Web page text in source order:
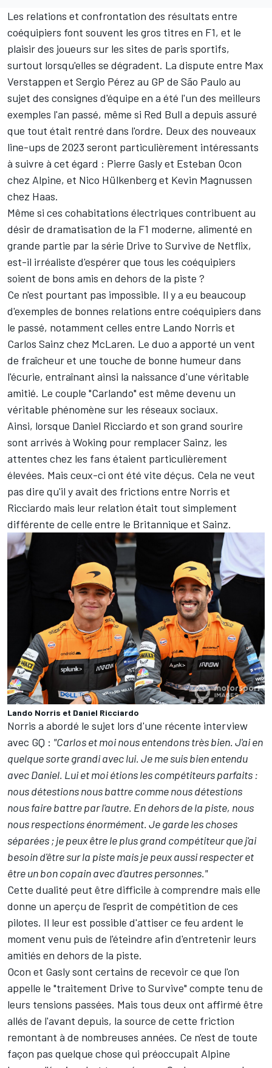
Les relations et confrontation des résultats entre
coéquipiers font souvent les gros titres en F1, et le
plaisir des joueurs sur les sites de paris sportifs,
surtout lorsqu'elles se dégradent. La dispute entre Max
Verstappen et Sergio Pérez au GP de São Paulo au
sujet des consignes d'équipe en a été l'un des meilleurs
exemples l'an passé, même si Red Bull a depuis assuré
que tout était rentré dans l'ordre. Deux des nouveaux
line-ups de 2023 seront particulièrement intéressants
à suivre à cet égard : Pierre Gaslyet Esteban Ocon
chez Alpine, et Nico Hülkenberg et Kevin Magnussen
chez Haas.
Même si ces cohabitations électriques contribuent au
désir de dramatisation de la F1 moderne, alimenté en
grande partie par la série Drive to Survive de Netflix,
est-il irréaliste d'espérer que tous les coéquipiers
soient de bons amis en dehors de la piste ?
Ce n'est pourtant pas impossible. Il y a eu beaucoup
d'exemples de bonnes relations entre coéquipiers dans
le passé, notamment celles entre Lando Norris et
Carlos Sainz chez McLaren. Le duo a apporté un vent
de fraîcheur et une touche de bonne humeur dans
l'écurie, entraînant ainsi la naissance d'une véritable
amitié. Le couple "Carlando" est même devenu un
véritable phénomène sur les réseaux sociaux.
Ainsi, lorsque Daniel Ricciardo et son grand sourire
sont arrivés à Woking pour remplacer Sainz, les
attentes chez les fans étaient particulièrement
élevées. Mais ceux-ci ont été vite déçus. Cela ne veut
pas dire qu'il y avait des frictions entre Norris et
Ricciardo mais leur relation était tout simplement
différente de celle entre le Britannique et Sainz.
Lando Norris et Daniel Ricciardo
Norris a abordé le sujet lors d'une récente interview
avec GQ : "Carlos et moi nous entendons très bien. J'ai en
quelque sorte grandi avec lui. Je me suis bien entendu
avec Daniel. Lui et moi étions les compétiteurs parfaits :
nous détestions nous battre comme nous détestions
nous faire battre par l'autre. En dehors de la piste, nous
nous respections énormément. Je garde les choses
séparées ; je peux être le plus grand compétiteur que j'ai
besoin d'être sur la piste mais je peux aussi respecter et
être un bon copain avec d'autres personnes."
Cette dualité peut être difficile à comprendre mais elle
donne un aperçu de l'esprit de compétition de ces
pilotes. Il leur est possible d'attiser ce feu ardent le
moment venu puis de l'éteindre afin d'entretenir leurs
amitiés en dehors de la piste.
Ocon et Gasly sont certains de recevoir ce que l'on
appelle le "traitement Drive to Survive" compte tenu de
leurs tensions passées. Mais tous deux ont affirmé être
allés de l'avant depuis, la source de cette friction
remontant à de nombreuses années. Ce n'est de toute
façon pas quelque chose qui préoccupait Alpine